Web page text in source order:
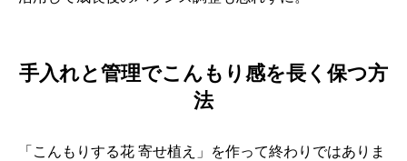
手入れと管理でこんもり感を長く保つ方
法
「こんもりする花 寄せ植え」を作って終わりではありま